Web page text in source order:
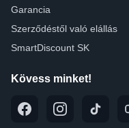
Garancia
Szerződéstől való elállás
SmartDiscount SK
Kövess minket!